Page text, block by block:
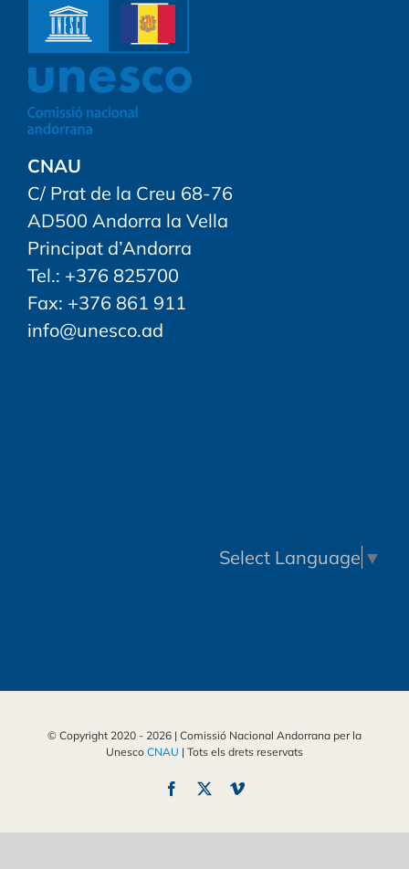
CNAU
C/ Prat de la Creu 68-76
AD500 Andorra la Vella
Principat d’Andorra
Tel.: +376 825700
Fax: +376 861 911
info@unesco.ad
Select Language ▼
© Copyright 2020 - 2026 | Comissió Nacional Andorrana per la
Unesco CNAU | Tots els drets reservats
Facebook Vimeo